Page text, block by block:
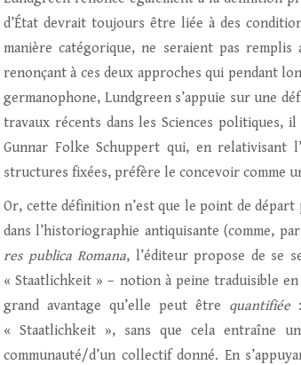
d’État devrait toujours être liée à des
manière catégorique, ne seraient pas remplis
renonçant à ces deux approches qui pendant
germanophone, Lundgreen s’appuie sur une
travaux récents dans les Sciences politiques,
Gunnar Folke Schuppert qui, en relativisant
structures fixées, préfère le concevoir comme
Or, cette définition n’est que le point de départ
dans l’historiographie antiquisante (comme,
res publica Romana, l’éditeur propose de se
« Staatlichkeit » – notion à peine traduisible
grand avantage qu’elle peut être quantifiée
« Staatlichkeit », sans que cela entraîne
communauté/d’un collectif donné. En